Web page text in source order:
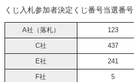
くじ入札参加者決定くじ番号当選番号
A社（落札）
123
C社 437
E社 241
F社 5